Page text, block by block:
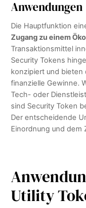
Anwendungen
Die Hauptfunktion
Zugang zu einem
Transaktionsmittel
Security Tokens
konzipiert und
finanzielle Gewinne.
Tech- oder
sind Security Token
Der entscheidende
Einordnung und dem
Utility